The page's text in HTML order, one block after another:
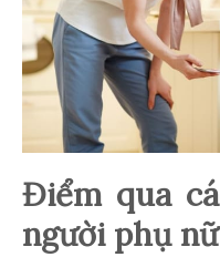
Điểm qua
người phụ